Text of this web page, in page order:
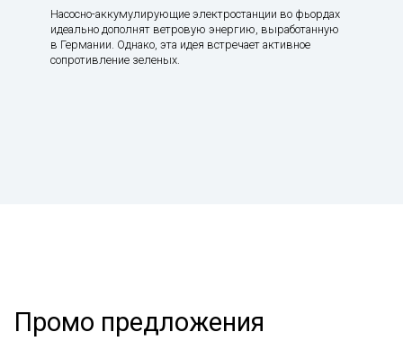
Насосно-аккумулирующие электростанции во фьордах
идеально дополнят ветровую энергию, выработанную
в Германии. Однако, эта идея встречает активное
сопротивление зеленых.
Промо предложения